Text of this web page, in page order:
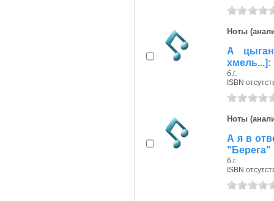
Ноты
А
б.г.
ISBN
Ноты
А я в
"Берега"
б.г.
ISBN